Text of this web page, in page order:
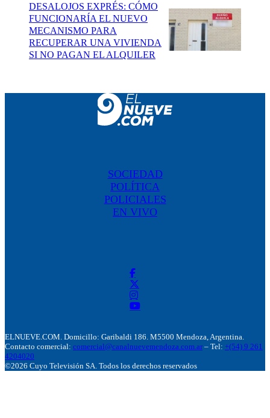
DESALOJOS EXPRÉS: CÓMO
FUNCIONARÍA EL NUEVO
MECANISMO PARA
RECUPERAR UNA VIVIENDA
SI NO PAGAN EL ALQUILER
SOCIEDAD
POLÍTICA
POLICIALES
EN VIVO
ELNUEVE.COM. Domicillo: Garibaldi 186. M5500 Mendoza, Argentina.
Contacto comercial: comercial@canalnuevemendoza.com.ar – Tel: +(54) 9 261
4204020
©2026 Cuyo Televisión SA. Todos los derechos reservados